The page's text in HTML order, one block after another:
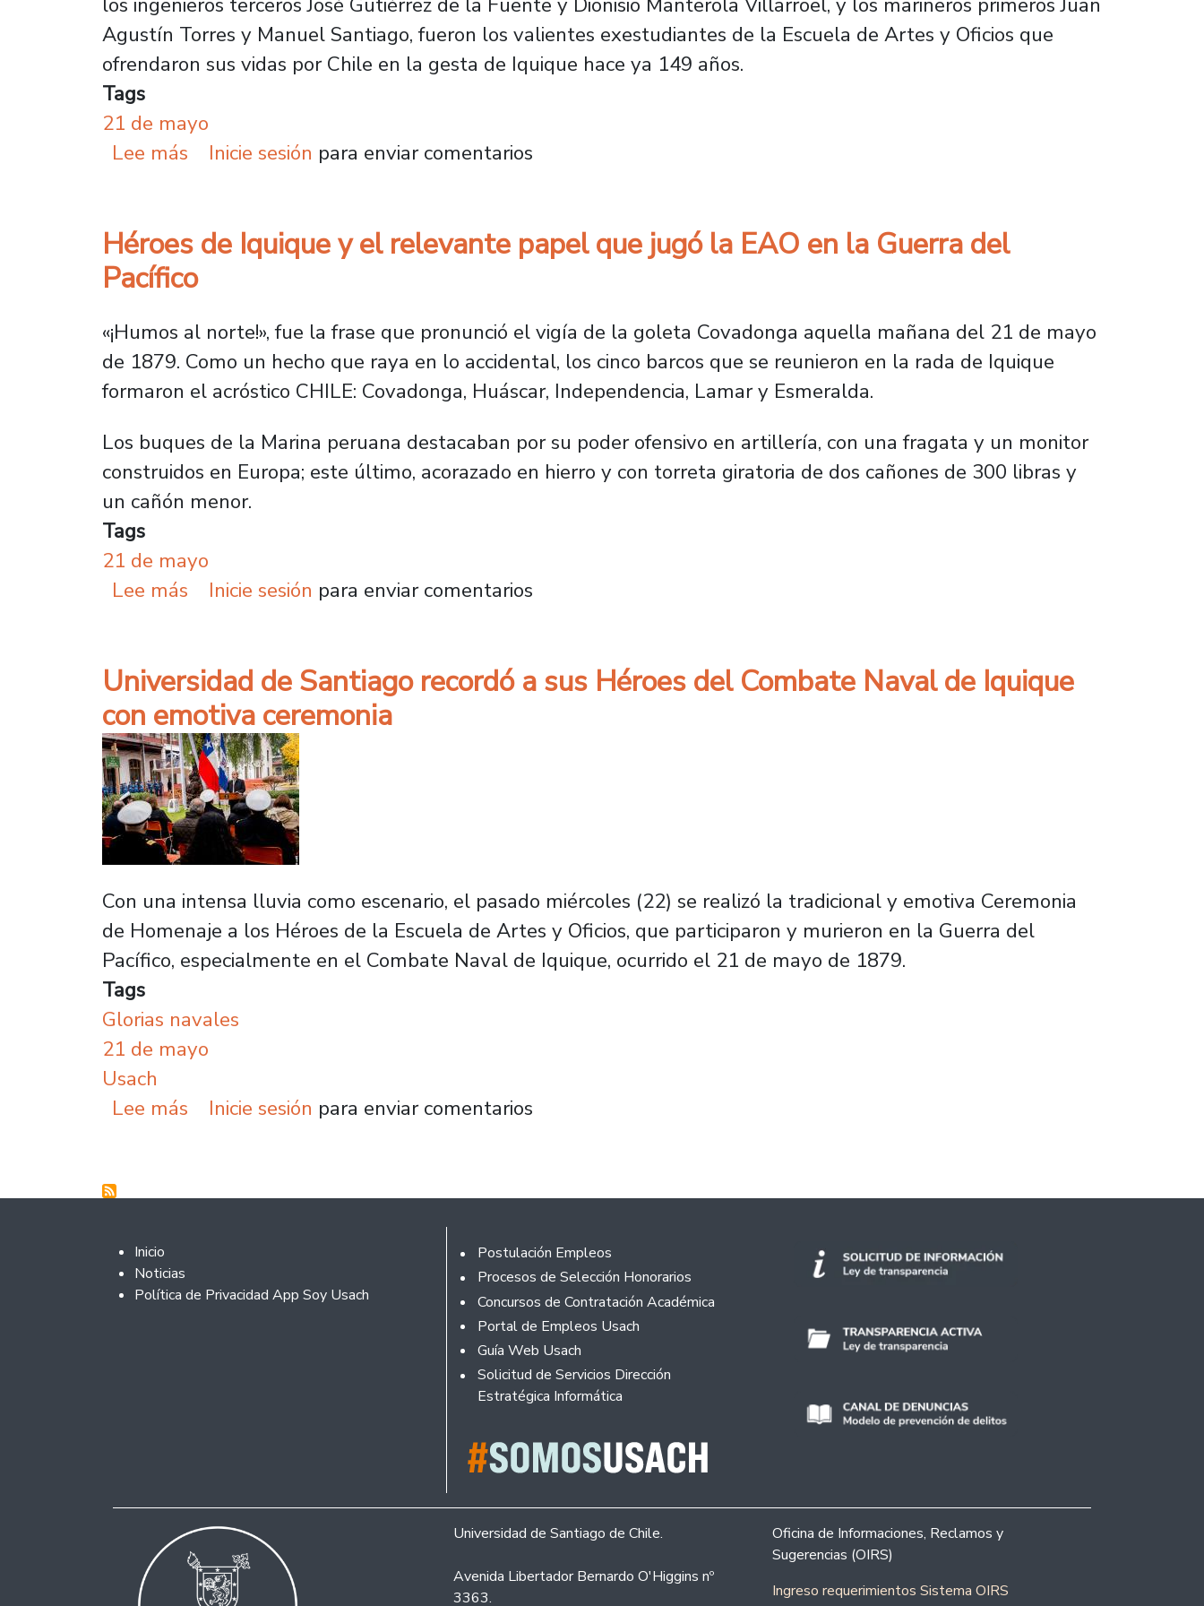
Agustín Torres y Manuel Santiago, fueron los valientes exestudiantes de la Escuela de Artes y Oficios que
ofrendaron sus vidas por Chile en la gesta de Iquique hace ya 149 años.
Tags
21 de mayo
Lee más sobre Recuerdan a héroes de la Escuela de Artes y Oficios que entregaron su vida en el Combate Naval de
Inicie sesión para enviar comentarios
Héroes de Iquique y el relevante papel que jugó la EAO en la Guerra del
Pacífico
«¡Humos al norte!», fue la frase que pronunció el vigía de la goleta Covadonga aquella mañana del 21 de mayo
de 1879. Como un hecho que raya en lo accidental, los cinco barcos que se reunieron en la rada de Iquique
formaron el acróstico CHILE: Covadonga, Huáscar, Independencia, Lamar y Esmeralda.
Los buques de la Marina peruana destacaban por su poder ofensivo en artillería, con una fragata y un monitor
construidos en Europa; este último, acorazado en hierro y con torreta giratoria de dos cañones de 300 libras y
un cañón menor.
Tags
21 de mayo
Lee más sobre Héroes de Iquique y el relevante papel que jugó la EAO en la Guerra del Pacífico
Inicie sesión para enviar comentarios
Universidad de Santiago recordó a sus Héroes del Combate Naval de Iquique
con emotiva ceremonia
Con una intensa lluvia como escenario, el pasado miércoles (22) se realizó la tradicional y emotiva Ceremonia
de Homenaje a los Héroes de la Escuela de Artes y Oficios, que participaron y murieron en la Guerra del
Pacífico, especialmente en el Combate Naval de Iquique, ocurrido el 21 de mayo de 1879.
Tags
Glorias navales
21 de mayo
Usach
Lee más sobre Universidad de Santiago recordó a sus Héroes del Combate Naval de Iquique con emotiva ceremonia
Inicie sesión para enviar comentarios
Footer 2
Inicio
Noticias
Política de Privacidad App Soy Usach
Footer
Postulación Empleos
Procesos de Selección Honorarios
Concursos de Contratación Académica
Portal de Empleos Usach
Guía Web Usach
Solicitud de Servicios Dirección
Estratégica Informática
Universidad de Santiago de Chile.
Avenida Libertador Bernardo O'Higgins nº
3363.
Oficina de Informaciones, Reclamos y
Sugerencias (OIRS)
Ingreso requerimientos Sistema OIRS